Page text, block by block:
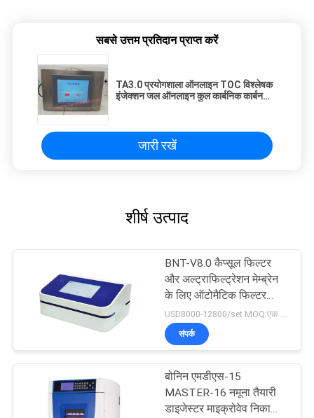
सबसे उत्तम प्रतिदान प्राप्त करें
TA3.0 प्रयोगशाला ऑनलाइन TOC विश्लेषक
इंजेक्शन जल ऑनलाइन कुल कार्बनिक कार्बन
जारी रखें
शीर्ष उत्पाद
BNT-V8.0 कैप्सूल फिल्टर
और अल्ट्राफिल्ट्रेशन मेम्ब्रेन
के लिए ऑटोमैटिक फिल्टर
इंटीग्रिटी टेस्टर
USD8000-12800/set MOQ:एक सेट
संपर्क
बोनिन एमडीएस-15
MASTER-16 नमूना तैयारी
डाइजेस्टर माइक्रोवेव निकासी